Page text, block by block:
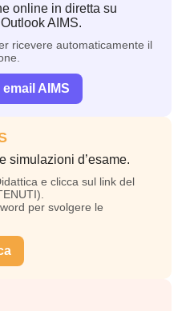
online in diretta su
AIMS.
ricevere automaticamente il
AIMS
simulazioni d’esame.
e clicca sul link del
per svolgere le